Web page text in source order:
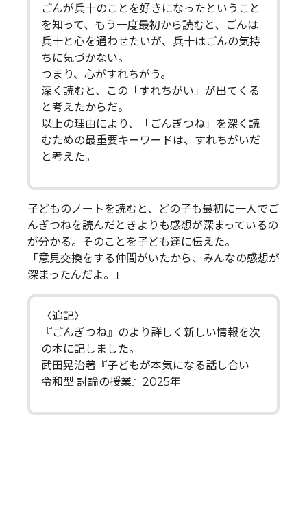
ごんが兵十のことを好きになったということ
を知って、もう一度最初から読むと、ごんは
兵十と心を通わせたいが、兵十はごんの気持
ちに気づかない。
つまり、心がすれちがう。
深く読むと、この「すれちがい」が出てくる
と考えたからだ。
以上の理由により、「ごんぎつね」を深く読
むための最重要キーワードは、すれちがいだ
と考えた。
子どものノートを読むと、どの子も最初に一人でご
んぎつねを読んだときよりも感想が深まっているの
が分かる。そのことを子ども達に伝えた。
「意見交換をする仲間がいたから、みんなの感想が
深まったんだよ。」
〈追記〉
『ごんぎつね』のより詳しく新しい情報を次
の本に記しました。
武田晃治著『子どもが本気になる話し合い
令和型 討論の授業』2025年